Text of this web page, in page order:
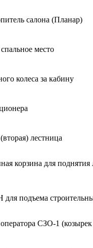
салона (Планар)
место
колеса за кабину
лестница
корзина для поднятия
подъема
СЗО-1